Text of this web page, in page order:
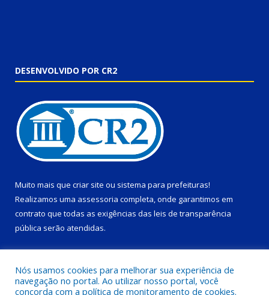
DESENVOLVIDO POR CR2
Muito mais que criar site ou sistema para prefeituras!
Realizamos uma assessoria completa, onde garantimos em
contrato que todas as exigências das leis de transparência
pública serão atendidas.
Nós usamos cookies para melhorar sua experiência de
navegação no portal. Ao utilizar nosso portal, você
concorda com a política de monitoramento de cookies.